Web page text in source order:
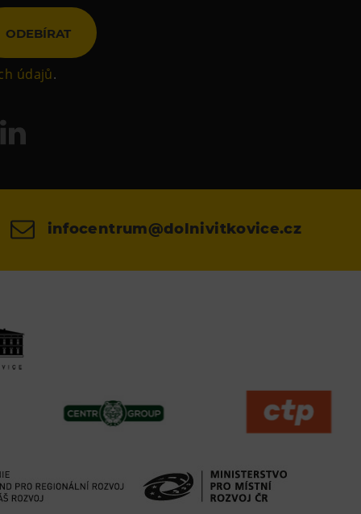
ODEBÍRAT
údajů.
infocentrum@dolnivitkovice.cz